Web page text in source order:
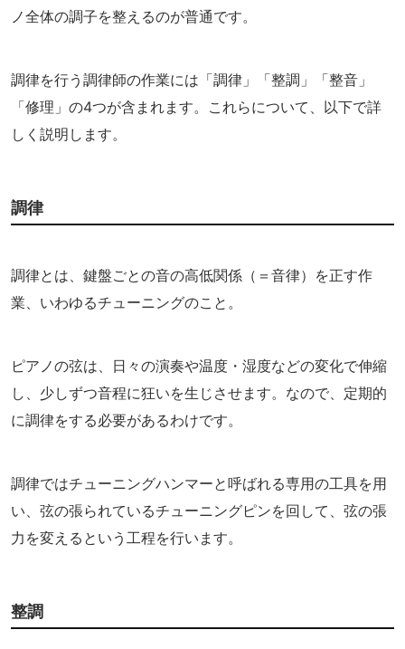
ノ全体の調子を整えるのが普通です。
調律を行う調律師の作業には「調律」「整調」「整音」
「修理」の4つが含まれます。これらについて、以下で詳
しく説明します。
調律
調律とは、鍵盤ごとの音の高低関係（＝音律）を正す作
業、いわゆるチューニングのこと。
ピアノの弦は、日々の演奏や温度・湿度などの変化で伸縮
し、少しずつ音程に狂いを生じさせます。なので、定期的
に調律をする必要があるわけです。
調律ではチューニングハンマーと呼ばれる専用の工具を用
い、弦の張られているチューニングピンを回して、弦の張
力を変えるという工程を行います。
整調